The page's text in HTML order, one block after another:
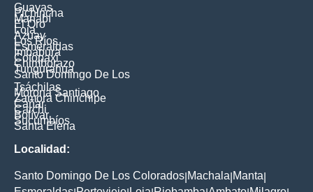
Guayas
Pichincha
Manabí
El Oro
Loja
Azuay
Los Ríos
Esmeraldas
Imbabura
Cotopaxi
Chimborazo
Tungurahua
Santo Domingo De Los
Tsáchilas
Morona Santiago
Zamora Chinchipe
Cañar
Carchi
Bolívar
Sucumbíos
Santa Elena
Localidad:
Santo Domingo De Los Colorados Machala Manta